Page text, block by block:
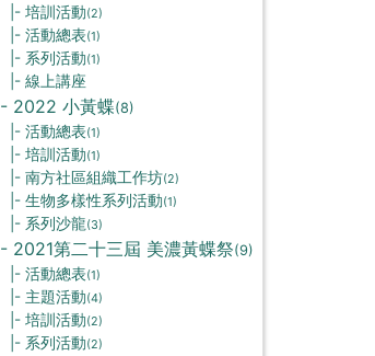
|- 培訓活動(2)
|- 活動總表(1)
|- 系列活動(1)
|- 線上講座
|- 2022 小黃蝶(8)
|- 活動總表(1)
|- 培訓活動(1)
|- 南方社區組織工作坊(2)
|- 生物多樣性系列活動(1)
|- 系列沙龍(3)
|- 2021第二十三屆 美濃黃蝶祭(9)
|- 活動總表(1)
|- 主題活動(4)
|- 培訓活動(2)
|- 系列活動(2)